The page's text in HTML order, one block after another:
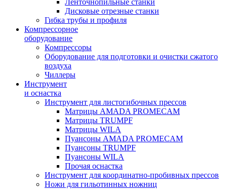
Ленточнопильные станки
Дисковые отрезные станки
Гибка трубы и профиля
Компрессорное
оборудование
Компрессоры
Оборудование для подготовки и очистки сжатого
воздуха
Чиллеры
Инструмент
и оснастка
Инструмент для листогибочных прессов
Матрицы AMADA PROMECAM
Матрицы TRUMPF
Матрицы WILA
Пуансоны AMADA PROMECAM
Пуансоны TRUMPF
Пуансоны WILA
Прочая оснастка
Инструмент для координатно-пробивных прессов
Ножи для гильотинных ножниц